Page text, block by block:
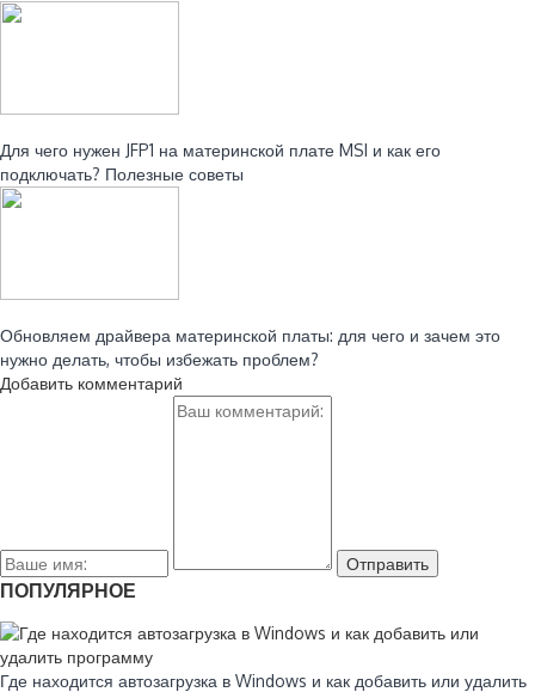
Для чего нужен JFP1 на материнской плате MSI и как его
подключать? Полезные советы
Обновляем драйвера материнской платы: для чего и зачем это
нужно делать, чтобы избежать проблем?
Добавить комментарий
ПОПУЛЯРНОЕ
Где находится автозагрузка в Windows и как добавить или удалить